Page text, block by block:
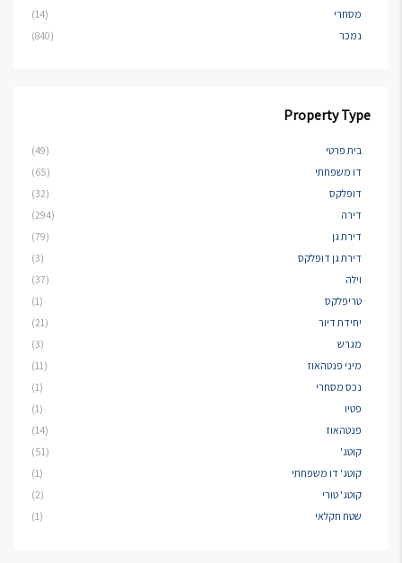
מסחרי
(14)
נמכר
(840)
Property Type
בית פרטי
(49)
דו משפחתי
(65)
דופלקס
(32)
דירה
(294)
דירת גן
(79)
דירת גן דופלקס
(3)
וילה
(37)
טריפלקס
(1)
יחידת דיור
(21)
מגרש
(3)
מיני פנטהאוז
(11)
נכס מסחרי
(1)
פטיו
(1)
פנטהאוז
(14)
קוטג'
(51)
קוטג' דו משפחתי
(1)
קוטג' טורי
(2)
שטח חקלאי
(1)